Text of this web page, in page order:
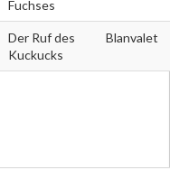
Fuchses
Der Ruf des
Kuckucks
Blanvalet